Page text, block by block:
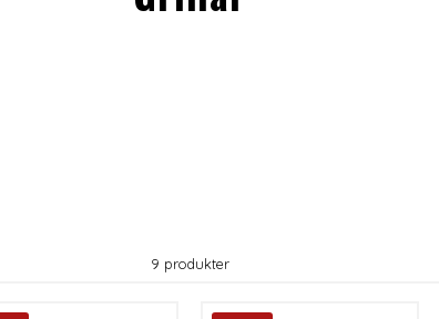
9 produkter